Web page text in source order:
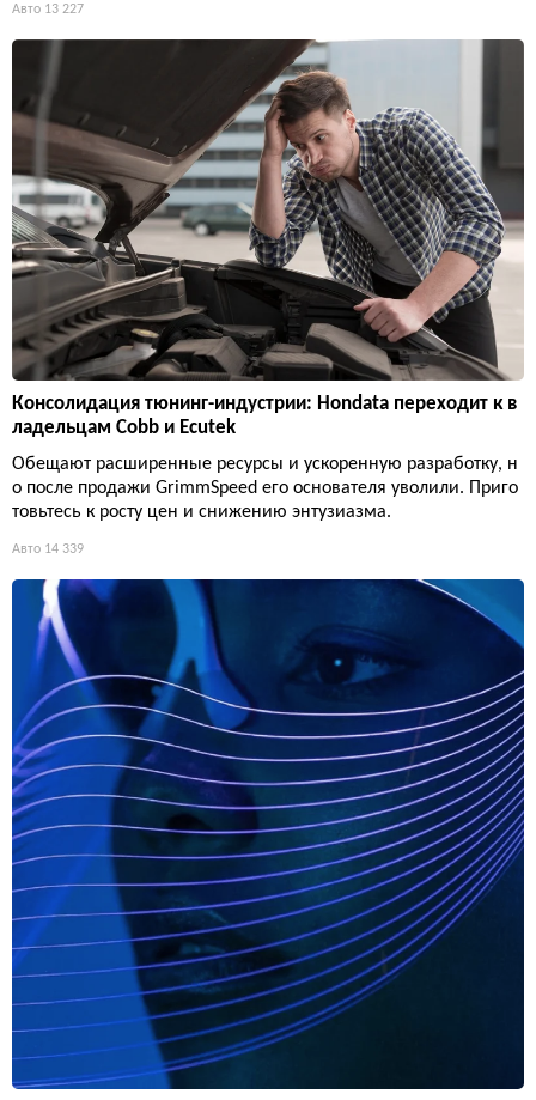
Авто 13 227
Консолидация тюнинг-индустрии: Hondata переходит к в
ладельцам Cobb и Ecutek
Обещают расширенные ресурсы и ускоренную разработку, н
о после продажи GrimmSpeed его основателя уволили. Приго
товьтесь к росту цен и снижению энтузиазма.
Авто 14 339